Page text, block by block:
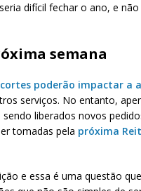
difícil fechar o ano, e
semana
cortes poderão impactar a
serviços. No entanto,
liberados novos
tomadas pela próxima
e essa é uma questão